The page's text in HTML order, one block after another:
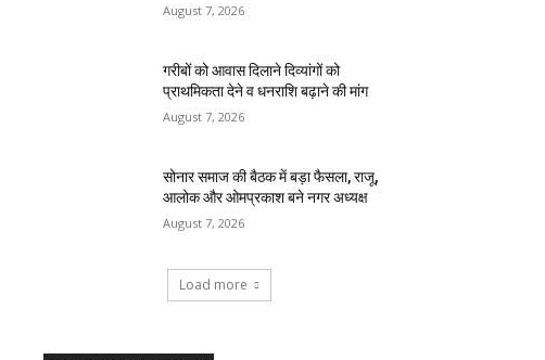
August 7, 2026
गरीबों को आवास दिलाने दिव्यांगों को
प्राथमिकता देने व धनराशि बढ़ाने की मांग
August 7, 2026
सोनार समाज की बैठक में बड़ा फैसला, राजू,
आलोक और ओमप्रकाश बने नगर अध्यक्ष
August 7, 2026
Load more